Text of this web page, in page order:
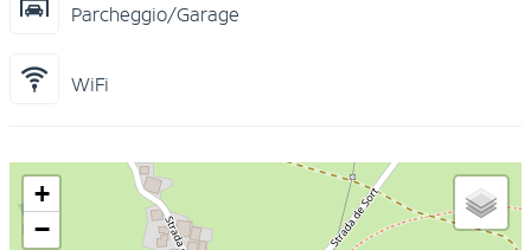
Parcheggio/Garage
WiFi
+
−